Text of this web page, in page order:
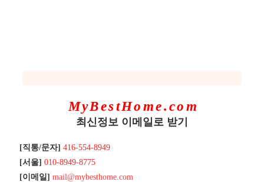
MyBestHome.com
최신정보 이메일로 받기
[직통/문자] 416-554-8949
[서울] 010-8949-8775
[이메일] mail@mybesthome.com